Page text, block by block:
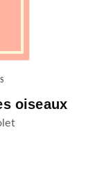
oiseaux